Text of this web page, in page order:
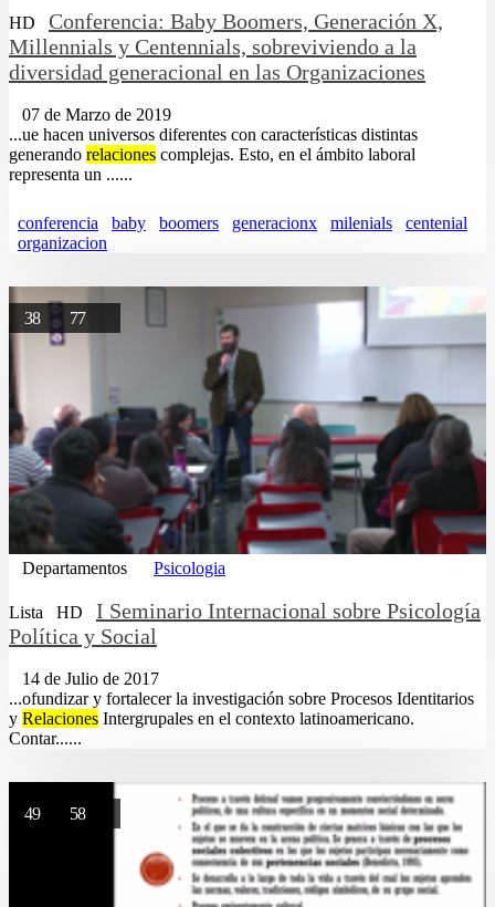
HD
Conferencia: Baby Boomers, Generación X,
Millennials y Centennials, sobreviviendo a la
diversidad generacional en las Organizaciones
07 de Marzo de 2019
...ue hacen universos diferentes con características distintas
generando relaciones complejas. Esto, en el ámbito laboral
representa un ......
conferencia baby boomers generacionx milenials
centenial
organizacion
38 77
Departamentos Psicologia
Lista HD
I Seminario Internacional sobre Psicología
Política y Social
14 de Julio de 2017
...ofundizar y fortalecer la investigación sobre Procesos Identitarios
y Relaciones Intergrupales en el contexto latinoamericano.
Contar......
49 58